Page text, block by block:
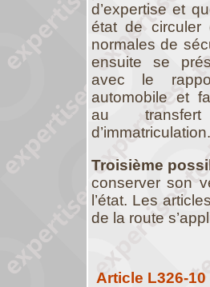
d’expertise et
état de circuler
normales de
ensuite se
avec le
automobile et
au
d’immatriculation.
Troisième
conserver son
l’état. Les
de la route
Article L326-